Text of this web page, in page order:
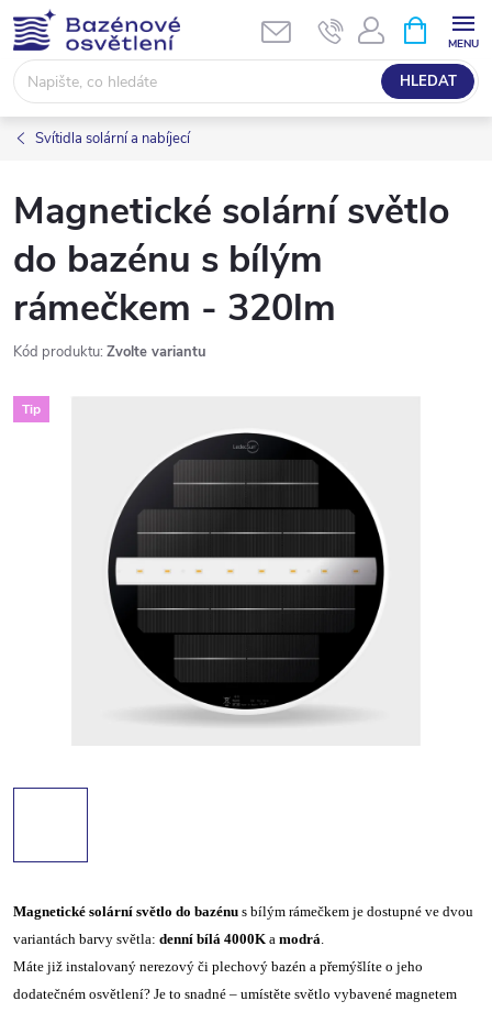
Přejít
na
obsah
HLEDAT
NÁKUPNÍ
KOŠÍK
Svítidla solární a nabíjecí
Magnetické solární světlo
do bazénu s bílým
rámečkem - 320lm
Kód produktu: Zvolte variantu
Tip
Magnetické solární světlo do bazénu s bílým rámečkem je dostupné ve dvou
variantách barvy světla: denní bílá 4000K a modrá.
Máte již instalovaný nerezový či plechový bazén a přemýšlíte o jeho
dodatečném osvětlení? Je to snadné – umístěte světlo vybavené magnetem